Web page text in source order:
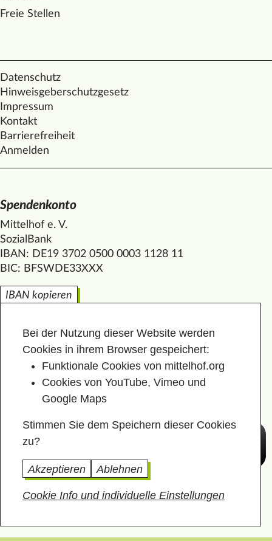
Freie Stellen
Datenschutz
Hinweisgeberschutzgesetz
Impressum
Kontakt
Barrierefreiheit
Anmelden
Spendenkonto
Mittelhof e. V.
SozialBank
IBAN: DE19 3702 0500 0003 1128 11
BIC: BFSWDE33XXX
IBAN kopieren
Bei der Nutzung dieser Website werden
Cookies in ihrem Browser gespeichert:
Funktionale Cookies von mittelhof.org
Cookies von YouTube, Vimeo und
Google Maps
Stimmen Sie dem Speichern dieser Cookies
zu?
Akzeptieren Ablehnen
Cookie Info und individuelle Einstellungen